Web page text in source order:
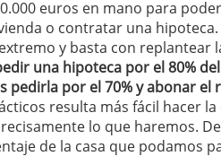
euros en mano para
o contratar una
y basta con replantear
una hipoteca por el 80%
pedirla por el 70% y abonar el
resulta más fácil hacer
lo que haremos.
de la casa que podamos